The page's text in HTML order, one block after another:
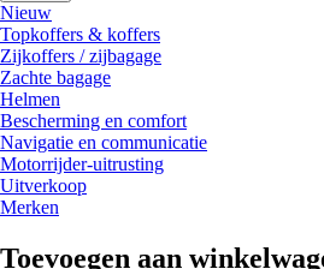
Nieuw
Topkoffers & koffers
Zijkoffers / zijbagage
Zachte bagage
Helmen
Bescherming en comfort
Navigatie en communicatie
Motorrijder-uitrusting
Uitverkoop
Merken
Toevoegen aan